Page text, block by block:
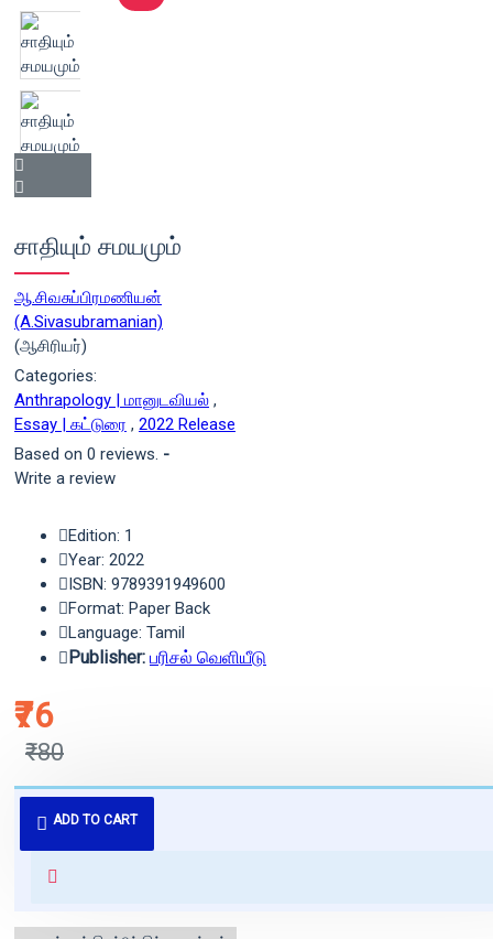
சாதியும் சமயமும்
ஆ.சிவசுப்பிரமணியன்
(A.Sivasubramanian)
(ஆசிரியர்)
Categories:
Anthrapology | மானுடவியல் ,
Essay | கட்டுரை , 2022 Release
Based on 0 reviews. -
Write a review
₹76
₹80
Edition: 1
Year: 2022
ISBN: 9789391949600
Format: Paper Back
Language: Tamil
Publisher: பரிசல் வெளியீடு
ADD TO CART
புத்தகம் 3 - 7 நாட்களில் அனுப்பி
வைக்கப்படும்.
for orders above ₹1000 within